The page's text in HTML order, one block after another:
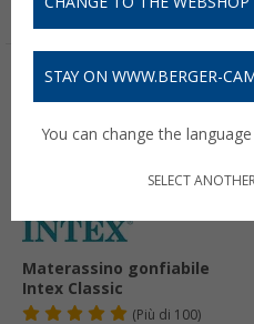
Materassino gonfiabile
Intex Classic
(Più di 100)
STAY ON WWW.BERGER-
You can change the
SELECT